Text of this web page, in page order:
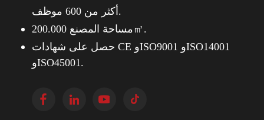
أكثر من 600 موظف.
مساحة المصنع 200.000㎡.
حصل على شهادات CE وISO9001 وISO14001
وISO45001.